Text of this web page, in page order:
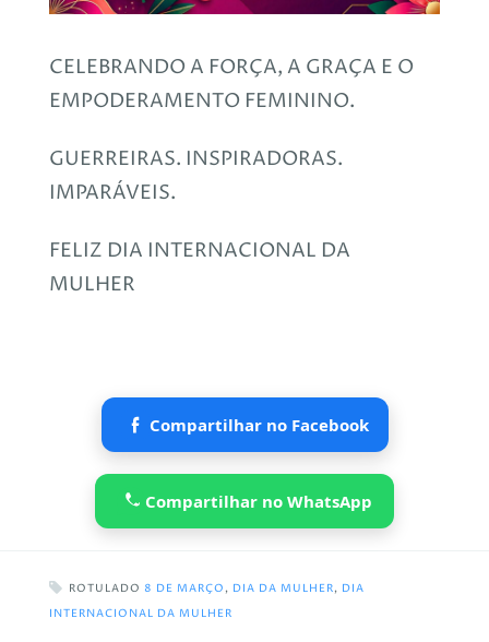
CELEBRANDO A FORÇA, A GRAÇA E O
EMPODERAMENTO FEMININO.
GUERREIRAS. INSPIRADORAS.
IMPARÁVEIS.
FELIZ DIA INTERNACIONAL DA
MULHER
Compartilhar no Facebook
Compartilhar no WhatsApp
ROTULADO 8 DE MARÇO , DIA DA MULHER, DIA
INTERNACIONAL DA MULHER